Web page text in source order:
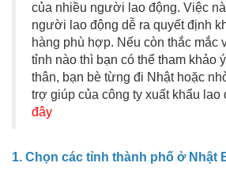
của nhiều người lao động. Việc
người lao động dễ ra quyết định
hàng phù hợp. Nếu còn thắc mắc
tỉnh nào thì bạn có thể tham khảo
thân, bạn bè từng đi Nhật hoặc
trợ giúp của công ty xuất khẩu lao
đây
1. Chọn các tỉnh thành phố ở Nhật